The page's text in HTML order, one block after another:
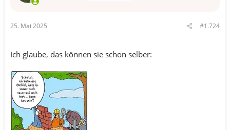
25. Mai 2025 #1.724
Ich glaube, das können sie schon selber: